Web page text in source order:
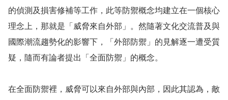
的偵測及損害修補等工作，此等防禦概念均建立在一個核心
理念上，那就是「威脅來自外部」。然隨著文化交流普及與
國際潮流趨勢化的影響下，「外部防禦」的見解逐一遭受質
疑，隨而有論者提出「全面防禦」的概念。
在全面防禦裡，威脅可以來自外部與內部，因此其認為，敵